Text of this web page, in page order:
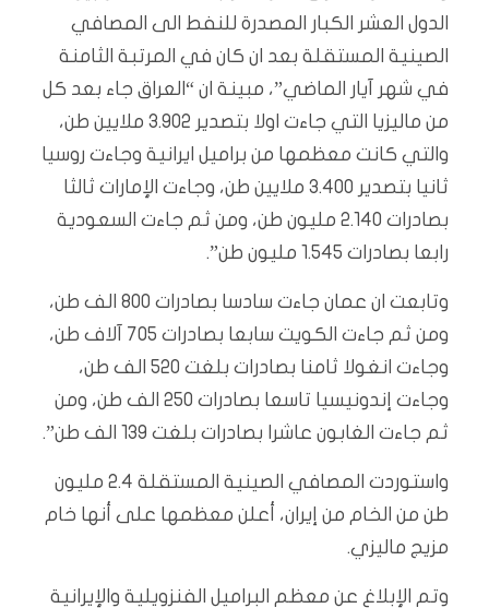
الدول العشر الكبار المصدرة للنفط الى المصافي
الصينية المستقلة بعد ان كان في المرتبة الثامنة
في شهر آيار الماضي”، مبينة ان “العراق جاء بعد كل
من ماليزيا التي جاءت اولا بتصدير 3.902 ملايين طن،
والتي كانت معظمها من براميل ايرانية وجاءت روسيا
ثانيا بتصدير 3.400 ملايين طن، وجاءت الإمارات ثالثا
بصادرات 2.140 مليون طن، ومن ثم جاءت السعودية
رابعا بصادرات 1.545 مليون طن”.
وتابعت ان عمان جاءت سادسا بصادرات 800 الف طن،
ومن ثم جاءت الكويت سابعا بصادرات 705 آلاف طن،
وجاءت انغولا ثامنا بصادرات بلغت 520 الف طن،
وجاءت إندونيسيا تاسعا بصادرات 250 الف طن، ومن
ثم جاءت الغابون عاشرا بصادرات بلغت 139 الف طن”.
واستوردت المصافي الصينية المستقلة 2.4 مليون
طن من الخام من إيران، أعلن معظمها على أنها خام
مزيج ماليزي.
وتم الإبلاغ عن معظم البراميل الفنزويلية والإيرانية